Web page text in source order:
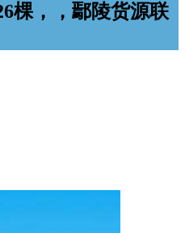
棵，，鄢陵货源联